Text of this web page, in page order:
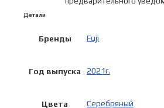
Детали
Бренды Fuji
Год выпуска 2021г.
Цвета Серебряный